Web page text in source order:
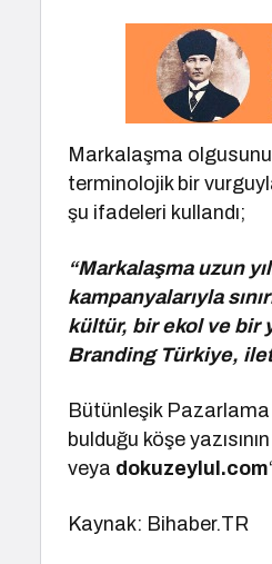
Markalaşma
terminolojik bir
şu ifadeleri kullandı;
“Markalaşma uzun
kampanyalarıyla
kültür, bir ekol ve bir
Branding Türkiye,
Bütünleşik Pazarlama
bulduğu köşe
veya dokuzeylul.com
Kaynak: Bihaber.TR